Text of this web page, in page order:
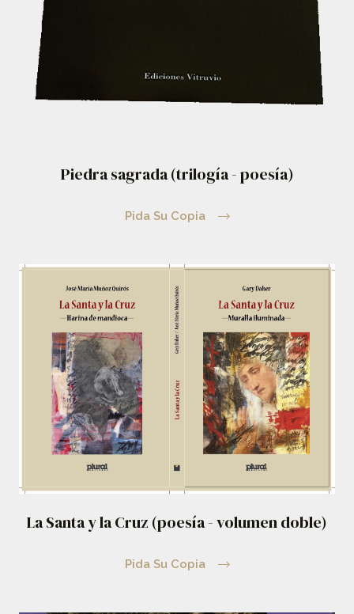
Piedra sagrada (trilogía - poesía)
Pida Su Copia
La Santa y la Cruz (poesía - volumen doble)
Pida Su Copia